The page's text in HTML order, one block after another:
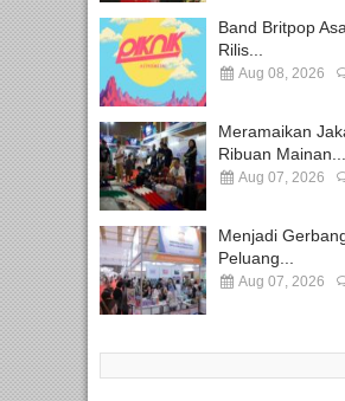
Band Britpop
Rilis...
Aug 08, 2026
Meramaikan
Ribuan Mainan...
Aug 07, 2026
Menjadi
Peluang...
Aug 07, 2026